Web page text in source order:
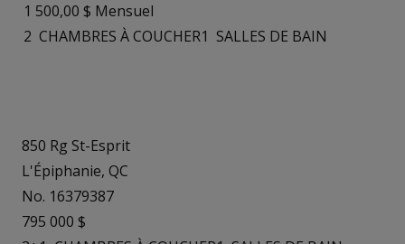
1 500,00 $ Mensuel
2 CHAMBRES À COUCHER1 SALLES DE BAIN
850 Rg St-Esprit
L'Épiphanie, QC
No. 16379387
795 000 $